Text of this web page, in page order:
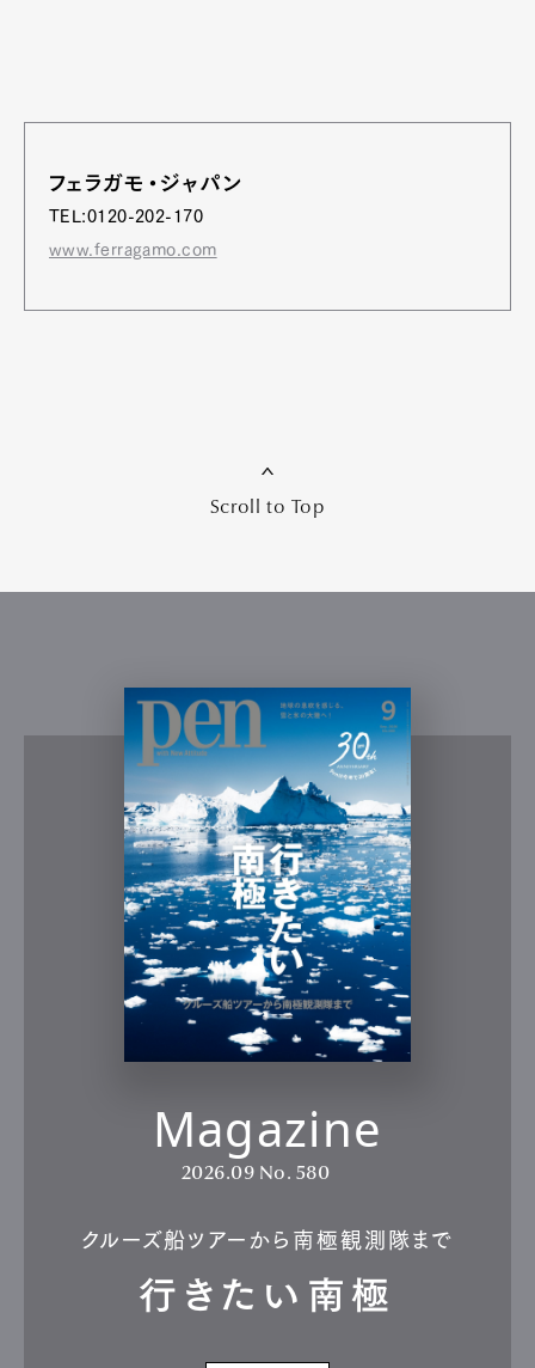
フェラガモ・ジャパン
TEL:0120-202-170
www.ferragamo.com
Scroll to Top
Magazine
2026.09 No. 580
クルーズ船ツアーから南極観測隊まで
行きたい南極